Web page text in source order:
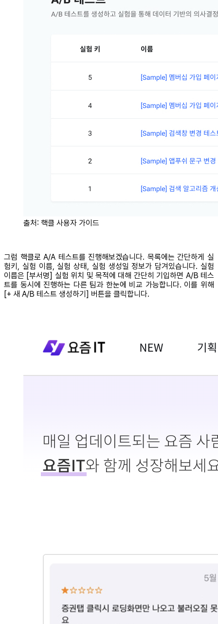
출처: 핵클 사용자 가이드
그럼 핵클로 A/A 테스트를 진행해보겠습니다. 목록에는 간단하게 실
험키, 실험 이름, 실험 상태, 실험 생성일 정보가 담겨있습니다. 실험
이름은 [부서명] 실험 위치 및 목적에 대해 간단히 기입하면 A/B 테스
트를 동시에 진행하는 다른 팀과 한눈에 비교 가능합니다. 이를 위해
[+ 새 A/B 테스트 생성하기] 버튼을 클릭합니다.